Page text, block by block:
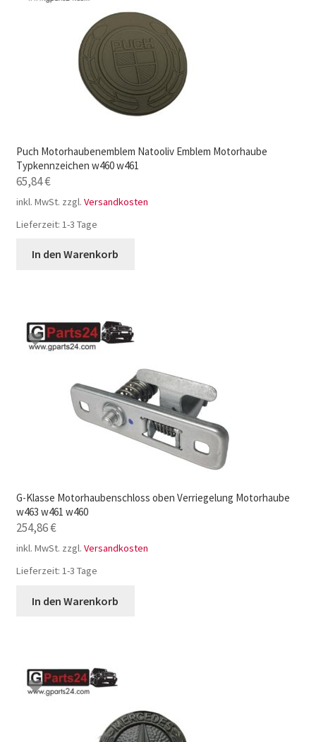
Puch Motorhaubenemblem Natooliv Emblem Motorhaube
Typkennzeichen w460 w461
65,84€
inkl. MwSt. zzgl. Versandkosten
Lieferzeit: 1-3 Tage
In den Warenkorb
G-Klasse Motorhaubenschloss oben Verriegelung Motorhaube
w463 w461 w460
254,86€
inkl. MwSt. zzgl. Versandkosten
Lieferzeit: 1-3 Tage
In den Warenkorb